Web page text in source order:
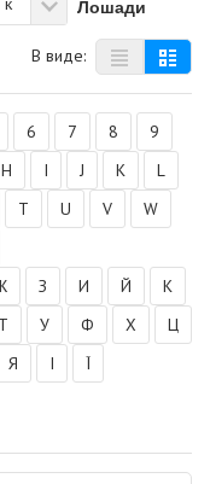
Лошади
В виде:
6 7 8
9
H I J K
L
T U V
W
З И Й
К
Т У Ф Х
Ц
Я І Ї